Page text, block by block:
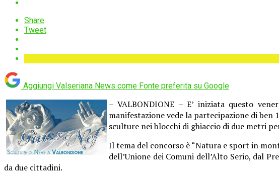
Share
Tweet
Aggiungi Valseriana News come Fonte preferita su Google
– VALBONDIONE – E’ iniziata questo
manifestazione vede la partecipazione di ben
sculture nei blocchi di ghiaccio di due metri
Il tema del concorso è “Natura e sport in
dell’Unione dei Comuni dell’Alto Serio, dal
da due cittadini.